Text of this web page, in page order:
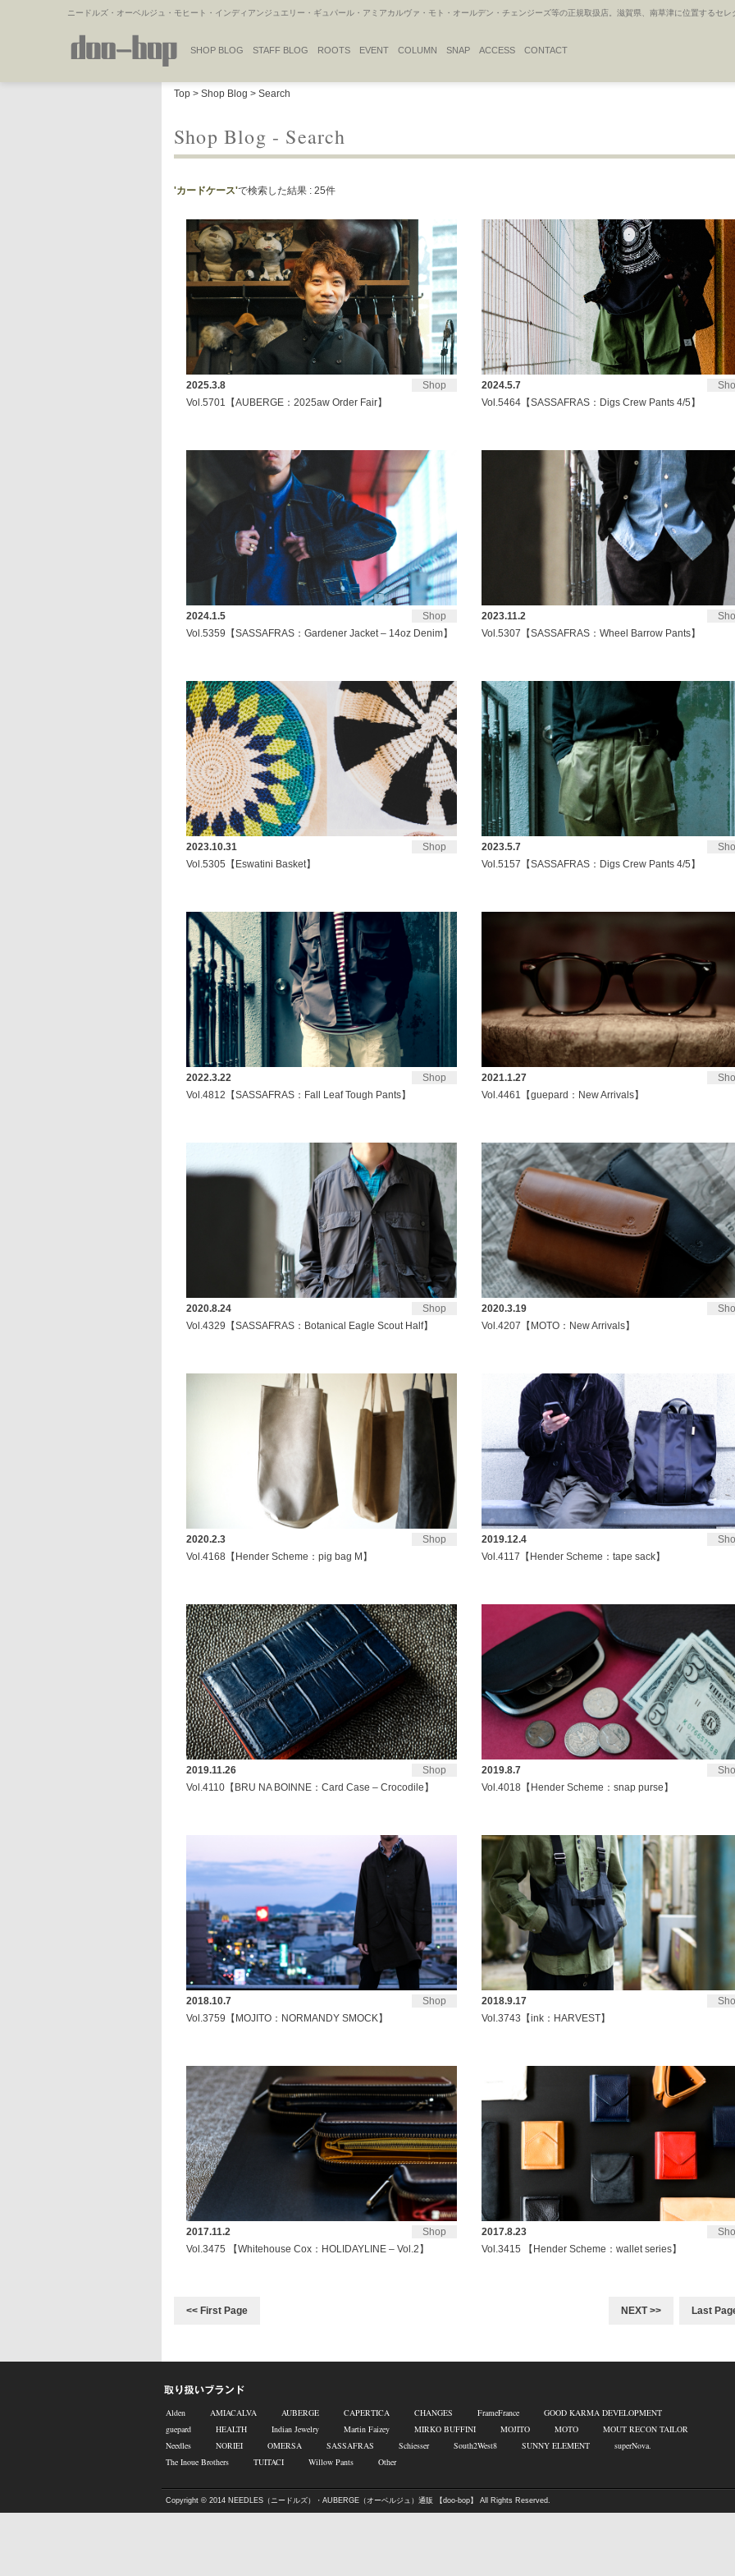
ニードルズ・オーベルジュ・モヒート・インディアンジュエリー・ギュパール・アミアカルヴァ・モト・オールデン・チェンジーズ等の正規取扱店。滋賀県、南草津に位置するセ
SHOP BLOG STAFF BLOG ROOTS EVENT COLUMN SNAP ACCESS CONTACT
Top > Shop Blog > Search
Shop Blog - Search
'カードケース'で検索した結果 : 25件
Shop
2025.3.8
Vol.5701【AUBERGE：2025aw Order Fair】
2024.5.7
Vol.5464【SASSAFRAS：Digs Crew Pants 4/5】
Shop
2024.1.5
Vol.5359【SASSAFRAS：Gardener Jacket – 14oz Denim】
2023.11.2
Vol.5307【SASSAFRAS：Wheel Barrow Pants】
Shop
2023.10.31
Vol.5305【Eswatini Basket】
2023.5.7
Vol.5157【SASSAFRAS：Digs Crew Pants 4/5】
Shop
2022.3.22
Vol.4812【SASSAFRAS：Fall Leaf Tough Pants】
2021.1.27
Vol.4461【guepard：New Arrivals】
Shop
2020.8.24
Vol.4329【SASSAFRAS：Botanical Eagle Scout Half】
2020.3.19
Vol.4207【MOTO：New Arrivals】
Shop
2020.2.3
Vol.4168【Hender Scheme：pig bag M】
2019.12.4
Vol.4117【Hender Scheme：tape sack】
Shop
2019.11.26
Vol.4110【BRU NA BOINNE：Card Case – Crocodile】
2019.8.7
Vol.4018【Hender Scheme：snap purse】
Shop
2018.10.7
Vol.3759【MOJITO：NORMANDY SMOCK】
2018.9.17
Vol.3743【ink：HARVEST】
Shop
2017.11.2
Vol.3475 【Whitehouse Cox：HOLIDAYLINE – Vol.2】
2017.8.23
Vol.3415 【Hender Scheme：wallet series】
<< First Page Last
NEXT >>
Alden AMIACALVA AUBERGE CAPERTICA CHANGES FrameFrance
GOOD KARMA DEVELOPMENT
guepard
HEALTH Indian Jewelry Martin Faizey MIRKO BUFFINI MOJITO MOTO
MOUT RECON TAILOR
Needles
NORIEI OMERSA SASSAFRAS Schiesser South2West8 SUNNY ELEMENT
superNova.
The Inoue Brothers
TUITACI Willow Pants Other
Copyright © 2014 NEEDLES（ニードルズ）・AUBERGE（オーベルジュ）通販 【doo-bop】 All Rights Reserved.